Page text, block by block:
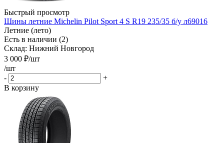
Быстрый просмотр
Шины летние Michelin Pilot Sport 4 S R19 235/35 б/у л69016
Летние (лето)
Есть в наличии (2)
Склад: Нижний Новгород
3 000 ₽/шт
/шт
-
+
В корзину